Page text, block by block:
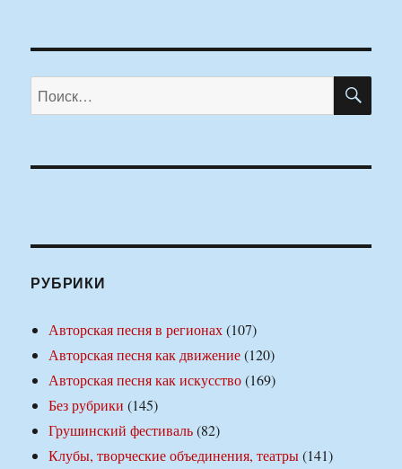
Искать:
РУБРИКИ
Авторская песня в регионах(107)
Авторская песня как движение(120)
Авторская песня как искусство(169)
Без рубрики (145)
Грушинский фестиваль(82)
Клубы, творческие объединения, театры(141)